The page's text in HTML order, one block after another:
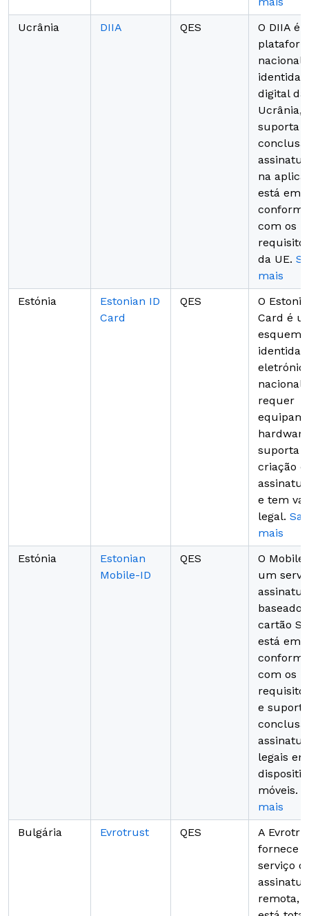
Ucrânia
DIIA QES
O DIIA é a
nacional
digital da
Ucrânia,
suporta a
na
está em
com os
da UE.
mais
Estónia
Estonian ID
Card
QES
O
Card é
nacional,
requer
suporta a
criação
e tem
legal.
mais
Estónia
Estonian
Mobile-ID
QES
O
um
baseado
cartão
está em
com os
e
legais em
móveis.
mais
Bulgária
Evrotrust QES
A
fornece
serviço
remota,